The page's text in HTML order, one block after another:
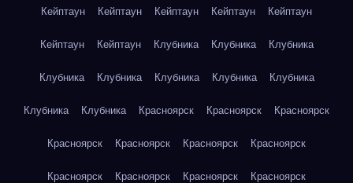
Кейптаун Кейптаун Кейптаун Кейптаун Кейптаун
Кейптаун Кейптаун Клубника Клубника Клубника
Клубника Клубника Клубника Клубника Клубника
Клубника Клубника Красноярск Красноярск Красноярск
Красноярск Красноярск Красноярск Красноярск
Красноярск Красноярск Красноярск Красноярск